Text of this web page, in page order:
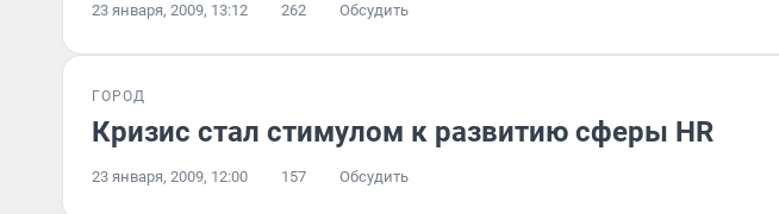
23 января, 2009, 13:12 262 Обсудить
ГОРОД
Кризис стал стимулом к развитию сферы HR
23 января, 2009, 12:00 157 Обсудить